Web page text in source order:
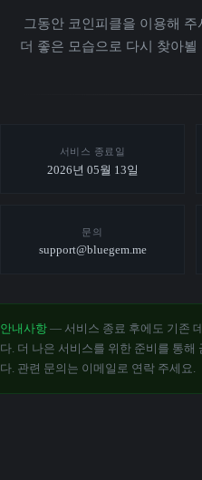
그동안 코인피클을 이용해
더 좋은 모습으로 다시 찾아
서비스 종료일
2026년 05월 13일
문의
support@bluegem.me
안내사항 — 서비스 종료 후에도 기존
다. 더 나은 서비스를 위한 준비를 통해
다. 관련 문의는 이메일로 연락 주세요.